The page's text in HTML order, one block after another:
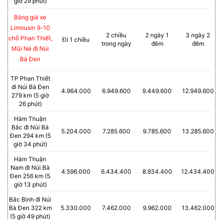
Bảng giá xe
Limousin 9-10
chỗ Phan Thiết,
Mũi Né đi Núi
Bà Đen
Đi 1 chiều
2 chiều
trong ngày
2 ngày 1
đêm
3 ngày 2
đêm
TP Phan Thiết
đi Núi Bà Đen
279 km (5 giờ
26 phút)
4.964.000 6.949.600 9.449.600 12.949.600
Hàm Thuận
Bắc đi Núi Bà
Đen 294 km (5
giờ 34 phút)
5.204.000 7.285.600 9.785.600 13.285.600
Hàm Thuận
Nam đi Núi Bà
Đen 256 km (5
giờ 13 phút)
4.596.000 6.434.400 8.934.400 12.434.400
Bắc Bình đi Núi
Bà Đen 322 km
(5 giờ 49 phút)
5.330.000 7.462.000 9.962.000 13.462.000